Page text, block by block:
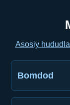
Asosiy
Bomdod